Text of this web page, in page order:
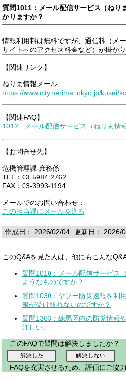
質問1011：メール配信サービス（ねり
かりますか？
情報利用料は無料ですが、通信料（メ
サイトへのアクセス料金など）が掛かり
【関連リンク】
ねりま情報メール
https://www.city.nerima.tokyo.jp/kusei/
【関連FAQ】
1012 メール配信サービス（ねりま情
【お問合せ先】
危機管理課 庶務係
TEL：03-5984-2762
FAX：03-3993-1194
メールでのお問い合わせ：
この担当課にメールを送る
作成日： 2026/02/04 更新日： 2026/
このQ&Aを見た人は、他にもこんな
質問1010：メール配信サービス
ようなものですか？
質問1030：ヤフー防災速報を利
報が受け取れないのですか？
質問1363：練馬区内の防災情報
ほしい。
このFAQで疑問は解決しましたか？
FAQを充実させるため、評価にご協力